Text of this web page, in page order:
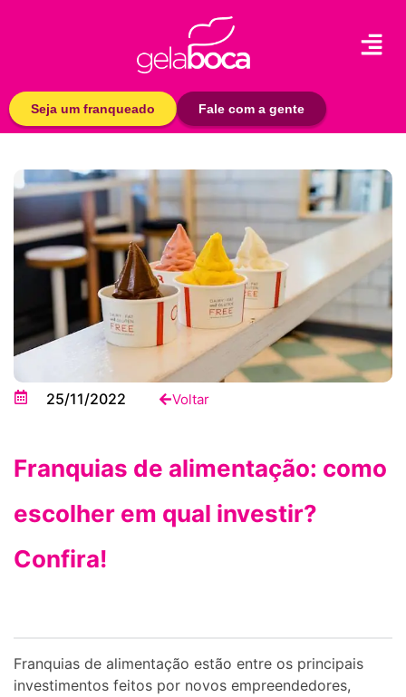
Seja um franqueado Fale com a gente
25/11/2022 Voltar
Franquias de alimentação: como
escolher em qual investir?
Confira!
Franquias de alimentação estão entre os principais
investimentos feitos por novos empreendedores,